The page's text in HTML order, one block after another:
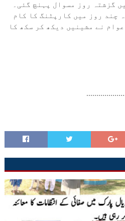
گزشتہ روز مسوال پہنچ گئی۔
چند روز میں کارپٹنگ کا کام
نے مشینیں دیکھ کر سکھ کا